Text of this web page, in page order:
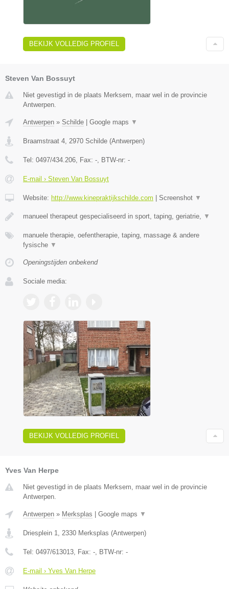
BEKIJK VOLLEDIG PROFIEL
Steven Van Bossuyt
Niet gevestigd in de plaats Merksem, maar wel in de provincie
Antwerpen.
Antwerpen » Schilde Google maps ▼
Braamstraat 4, 2970 Schilde (Antwerpen)
Tel: 0497/434.206, Fax: -, BTW-nr: -
E-mail › Steven Van Bossuyt
Website: http://www.kinepraktijkschilde.com Screenshot ▼
manueel therapeut gespecialiseerd in sport, taping, geriatrie, ▼
manuele therapie, oefentherapie, taping, massage & andere
fysische ▼
Openingstijden onbekend
Sociale media:
BEKIJK VOLLEDIG PROFIEL
Yves Van Herpe
Niet gevestigd in de plaats Merksem, maar wel in de provincie
Antwerpen.
Antwerpen » Merksplas | Google maps ▼
Driesplein 1 2330 Merksplas (Antwerpen)
Tel: 0497/613013 , Fax: - , BTW-nr: -
E-mail › Yves Van Herpe